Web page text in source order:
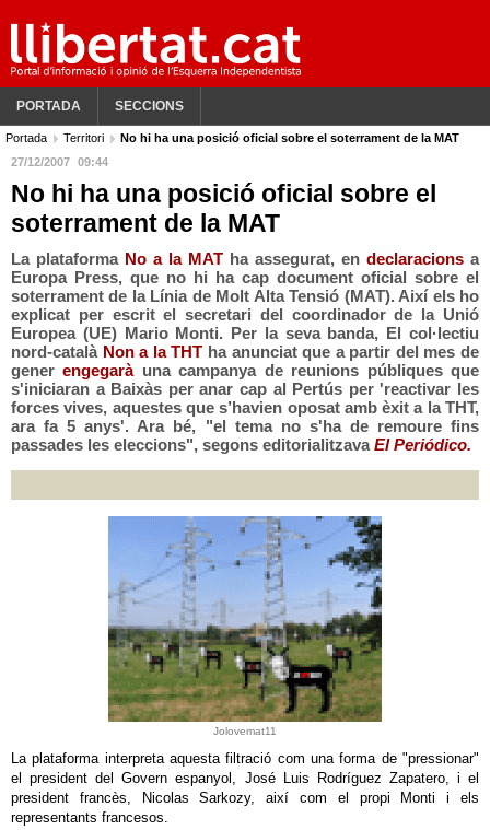
PORTADA SECCIONS
Portada Territori
No hi ha una posició oficial sobre el soterrament de la MAT
27/12/2007 09:44
No hi ha una posició oficial sobre el
soterrament de la MAT
La plataforma No a la MAT ha assegurat, en declaracions a
Europa Press, que no hi ha cap document oficial sobre el
soterrament de la Línia de Molt Alta Tensió (MAT). Així els ho
explicat per escrit el secretari del coordinador de la Unió
Europea (UE) Mario Monti. Per la seva banda, El col·lectiu
nord-català Non a la THT ha anunciat que a partir del mes de
generengegaràuna campanya de reunions públiques que
s'iniciaran a Baixàs per anar cap al Pertús per 'reactivar les
forces vives, aquestes que s’havien oposat amb èxit a la THT,
ara fa 5 anys'. Ara bé, "el tema no s'ha de remoure fins
passades les eleccions", segons editorialitzavaEl Periódico.
Jolovemat11
La plataforma interpreta aquesta filtració com una forma de "pressionar"
el president del Govern espanyol, José Luis Rodríguez Zapatero, i el
president francès, Nicolas Sarkozy, així com el propi Monti i els
representants francesos.